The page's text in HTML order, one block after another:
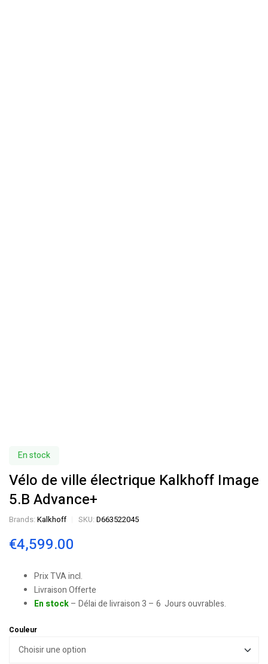
En stock
Vélo de ville électrique Kalkhoff Image
5.B Advance+
Brands: Kalkhoff SKU: D663522045
€4,599.00
Prix TVA incl.
Livraison Offerte
En stock– Délai de livraison 3 – 6 Jours ouvrables.
Couleur